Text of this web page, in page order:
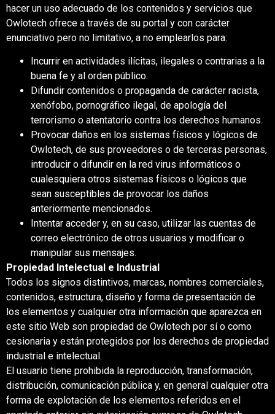
hacer un uso adecuado de los contenidos y servicios que
Owlotech ofrece a través de su portal y con carácter
enunciativo pero no limitativo, a no emplearlos para:
Incurrir en actividades ilícitas, ilegales o contrarias a la
buena fe y al orden público.
Difundir contenidos o propaganda de carácter racista,
xenófobo, pornográfico ilegal, de apología del
terrorismo o atentatorio contra los derechos humanos.
Provocar daños en los sistemas físicos y lógicos de
Owlotech, de sus proveedores o de terceras personas,
introducir o difundir en la red virus informáticos o
cualesquiera otros sistemas físicos o lógicos que
sean susceptibles de provocar los daños
anteriormente mencionados.
Intentar acceder y, en su caso, utilizar las cuentas de
correo electrónico de otros usuarios y modificar o
manipular sus mensajes.
Propiedad Intelectual e Industrial
Todos los signos distintivos, marcas, nombres comerciales,
contenidos, estructura, diseño y forma de presentación de
los elementos y cualquier otra información que aparezca en
este sitio Web son propiedad de Owlotech por sí o como
cesionaria y están protegidos por los derechos de propiedad
industrial e intelectual.
El usuario tiene prohibida la reproducción, transformación,
distribución, comunicación pública y, en general cualquier otra
forma de explotación de los elementos referidos en el